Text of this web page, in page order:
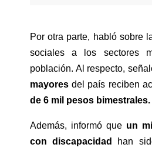
Por otra parte, habló sobre
sociales a los sectores
población. Al respecto,
mayores del país reciben
de 6 mil pesos bimestrales.
Además, informó que un
con discapacidad